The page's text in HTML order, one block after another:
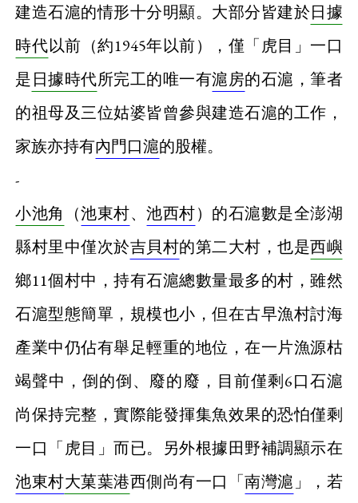
建造石滬的情形十分明顯。大部分皆建於日據
時代以前（約1945年以前），僅「虎目」一口
是日據時代所完工的唯一有滬房的石滬，筆者
的祖母及三位姑婆皆曾參與建造石滬的工作，
家族亦持有內門口滬的股權。
-
小池角
（池東村、池西村）的石滬數是全澎湖
縣村里中僅次於吉貝村的第二大村，也是西嶼
鄉11個村中，持有石滬總數量最多的村，雖然
石滬型態簡單，規模也小，但在古早漁村討海
產業中仍佔有舉足輕重的地位，在一片漁源枯
竭聲中，倒的倒、廢的廢，目前僅剩6口石滬
尚保持完整，實際能發揮集魚效果的恐怕僅剩
一口「虎目」而已。另外根據田野補調顯示在
池東村大菓葉港西側尚有一口「南灣滬 」，若